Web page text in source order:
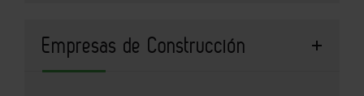
Empresas de Construcción